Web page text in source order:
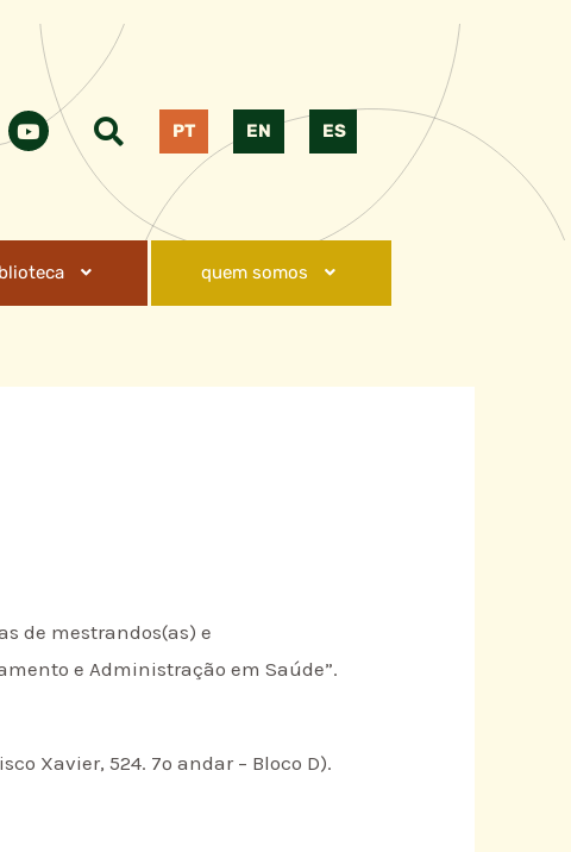
PT EN ES
quem somos
de mestrandos(as) e
e Administração em Saúde”.
Xavier, 524. 7º andar – Bloco D).